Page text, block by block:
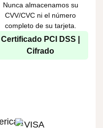
Nunca almacenamos su
CVV/CVC ni el número
completo de su tarjeta.
Certificado PCI DSS |
Cifrado